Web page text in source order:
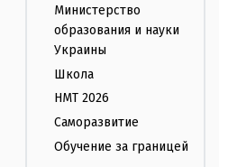
Министерство
образования и науки
Украины
Школа
НМТ 2026
Саморазвитие
Обучение за границей